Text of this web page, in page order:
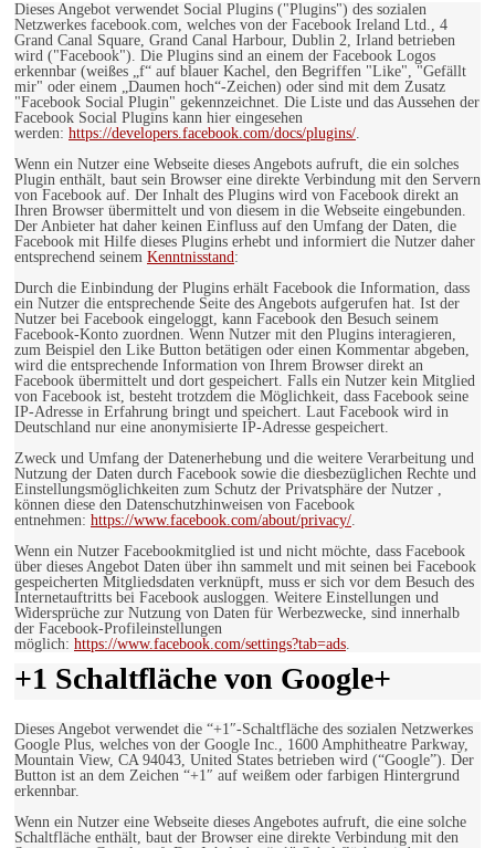
Dieses Angebot verwendet Social Plugins ("Plugins") des sozialen
Netzwerkes facebook.com, welches von der Facebook Ireland Ltd., 4
Grand Canal Square, Grand Canal Harbour, Dublin 2, Irland betrieben
wird ("Facebook"). Die Plugins sind an einem der Facebook Logos
erkennbar (weißes „f“ auf blauer Kachel, den Begriffen "Like", "Gefällt
mir" oder einem „Daumen hoch“-Zeichen) oder sind mit dem Zusatz
"Facebook Social Plugin" gekennzeichnet. Die Liste und das Aussehen der
Facebook Social Plugins kann hier eingesehen
werden: https://developers.facebook.com/docs/plugins/.
Wenn ein Nutzer eine Webseite dieses Angebots aufruft, die ein solches
Plugin enthält, baut sein Browser eine direkte Verbindung mit den Servern
von Facebook auf. Der Inhalt des Plugins wird von Facebook direkt an
Ihren Browser übermittelt und von diesem in die Webseite eingebunden.
Der Anbieter hat daher keinen Einfluss auf den Umfang der Daten, die
Facebook mit Hilfe dieses Plugins erhebt und informiert die Nutzer daher
entsprechend seinem Kenntnisstand:
Durch die Einbindung der Plugins erhält Facebook die Information, dass
ein Nutzer die entsprechende Seite des Angebots aufgerufen hat. Ist der
Nutzer bei Facebook eingeloggt, kann Facebook den Besuch seinem
Facebook-Konto zuordnen. Wenn Nutzer mit den Plugins interagieren,
zum Beispiel den Like Button betätigen oder einen Kommentar abgeben,
wird die entsprechende Information von Ihrem Browser direkt an
Facebook übermittelt und dort gespeichert. Falls ein Nutzer kein Mitglied
von Facebook ist, besteht trotzdem die Möglichkeit, dass Facebook seine
IP-Adresse in Erfahrung bringt und speichert. Laut Facebook wird in
Deutschland nur eine anonymisierte IP-Adresse gespeichert.
Zweck und Umfang der Datenerhebung und die weitere Verarbeitung und
Nutzung der Daten durch Facebook sowie die diesbezüglichen Rechte und
Einstellungsmöglichkeiten zum Schutz der Privatsphäre der Nutzer ,
können diese den Datenschutzhinweisen von Facebook
entnehmen: https://www.facebook.com/about/privacy/.
Wenn ein Nutzer Facebookmitglied ist und nicht möchte, dass Facebook
über dieses Angebot Daten über ihn sammelt und mit seinen bei Facebook
gespeicherten Mitgliedsdaten verknüpft, muss er sich vor dem Besuch des
Internetauftritts bei Facebook ausloggen. Weitere Einstellungen und
Widersprüche zur Nutzung von Daten für Werbezwecke, sind innerhalb
der Facebook-Profileinstellungen
möglich: https://www.facebook.com/settings?tab=ads.
+1 Schaltfläche von Google+
Dieses Angebot verwendet die “+1″-Schaltfläche des sozialen Netzwerkes
Google Plus, welches von der Google Inc., 1600 Amphitheatre Parkway,
Mountain View, CA 94043, United States betrieben wird (“Google”). Der
Button ist an dem Zeichen “+1″ auf weißem oder farbigen Hintergrund
erkennbar.
Wenn ein Nutzer eine Webseite dieses Angebotes aufruft, die eine solche
Schaltfläche enthält, baut der Browser eine direkte Verbindung mit den